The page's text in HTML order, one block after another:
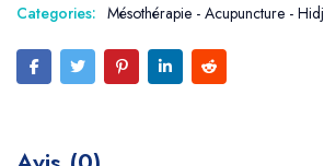
Categories: Mésothérapie - Acupuncture -